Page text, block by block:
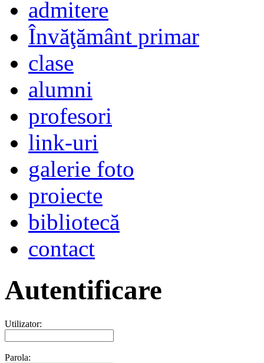
admitere
Învăţământ primar
clase
alumni
profesori
link-uri
galerie foto
proiecte
bibliotecă
contact
Autentificare
Utilizator:
Parola: